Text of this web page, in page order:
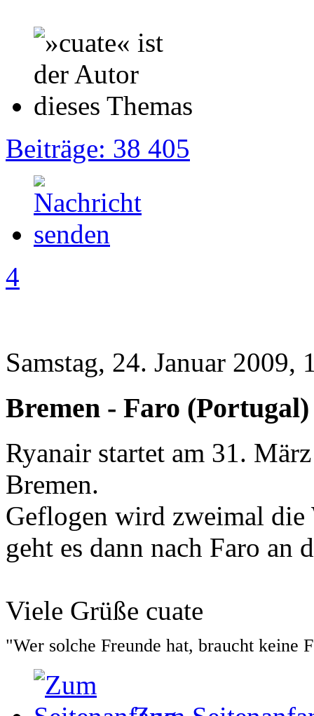
Beiträge: 38 405
4
Samstag, 24. Januar 2009,
Bremen - Faro
Ryanair startet am 31.
Bremen.
Geflogen wird zweimal die
geht es dann nach Faro an
Viele Grüße cuate
"Wer solche Freunde hat, braucht keine